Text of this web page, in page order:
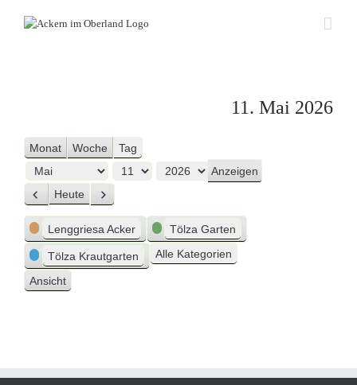
11. Mai 2026
Monat Woche Tag
Monat
Tag
Jahr
Zurück
Heute Weiter
Kategorien
Lenggriesa Acker Tölza Garten
Tölza Krautgarten Alle Kategorien
Ansicht